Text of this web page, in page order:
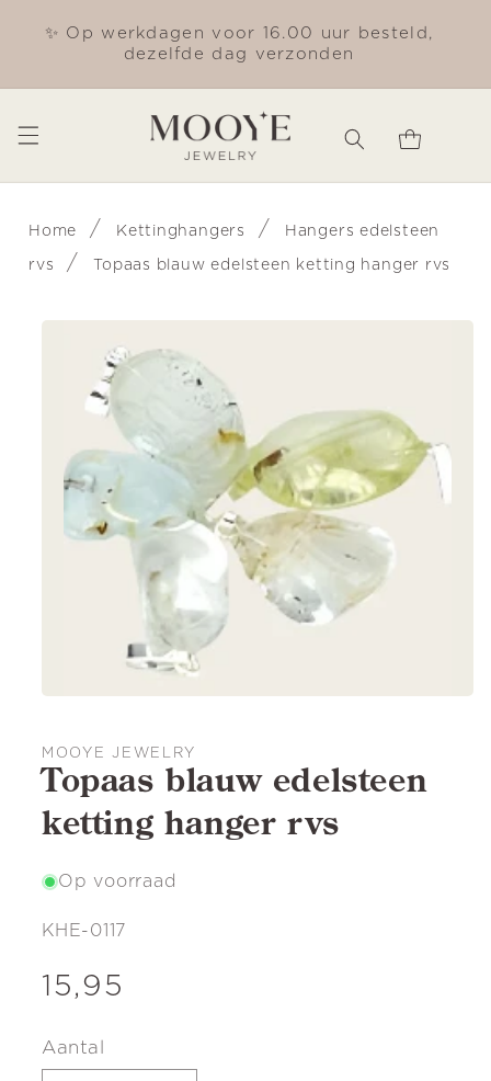
naar de
✨ Op werkdagen voor 16.00 uur besteld,
dezelfde dag verzonden
Winkelwagen
Home / Kettinghangers / Hangers edelsteen
rvs /Topaas blauw edelsteen ketting hanger rvs
productinformatie
MOOYE JEWELRY
Topaas blauw edelsteen
ketting hanger rvs
Op voorraad
SKU:
KHE-0117
Normale
15,95
Aantal